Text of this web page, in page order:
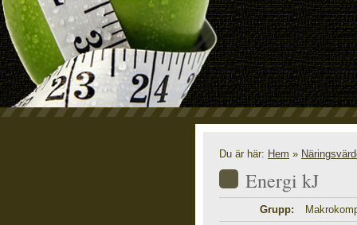
Du är här: Hem »
Energi kJ
Grupp: